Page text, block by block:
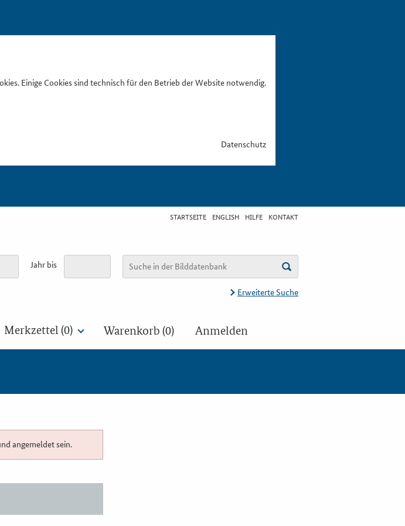
Einige Cookies sind technisch für den Betrieb der Website notwendig.
Datenschutz
STARTSEITE ENGLISH HILFE KONTAKT
Jahr bis
Erweiterte Suche
Merkzettel (0) Warenkorb (0) Anmelden
angemeldet sein.